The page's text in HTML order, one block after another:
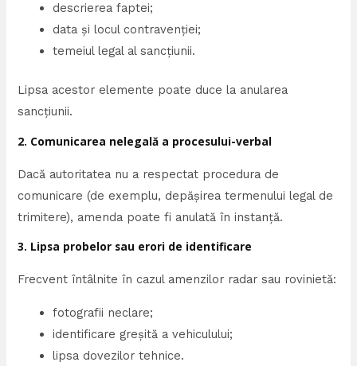
descrierea faptei;
data și locul contravenției;
temeiul legal al sancțiunii.
Lipsa acestor elemente poate duce la anularea
sancțiunii.
2. Comunicarea nelegală a procesului-verbal
Dacă autoritatea nu a respectat procedura de
comunicare (de exemplu, depășirea termenului legal de
trimitere), amenda poate fi anulată în instanță.
3. Lipsa probelor sau erori de identificare
Frecvent întâlnite în cazul amenzilor radar sau rovinietă:
fotografii neclare;
identificare greșită a vehiculului;
lipsa dovezilor tehnice.